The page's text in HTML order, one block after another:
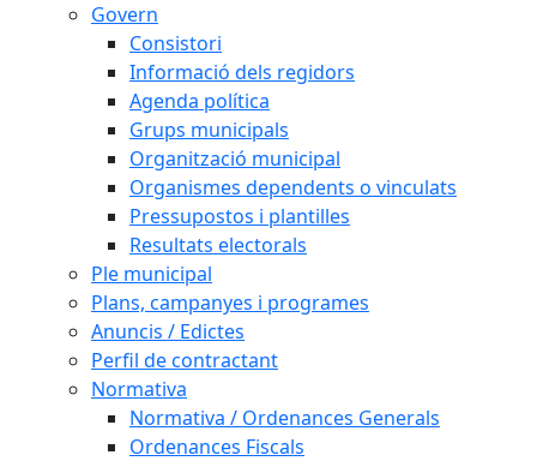
Govern
Consistori
Informació dels regidors
Agenda política
Grups municipals
Organització municipal
Organismes dependents o vinculats
Pressupostos i plantilles
Resultats electorals
Ple municipal
Plans, campanyes i programes
Anuncis / Edictes
Perfil de contractant
Normativa
Normativa / Ordenances Generals
Ordenances Fiscals